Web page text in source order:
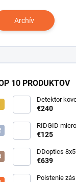
Archív
10 PRODUKTOV
Detektor
Find 66
€240
RIDGID
Detektor
€125
DDoptics
Gen.3
€639
Poistenie